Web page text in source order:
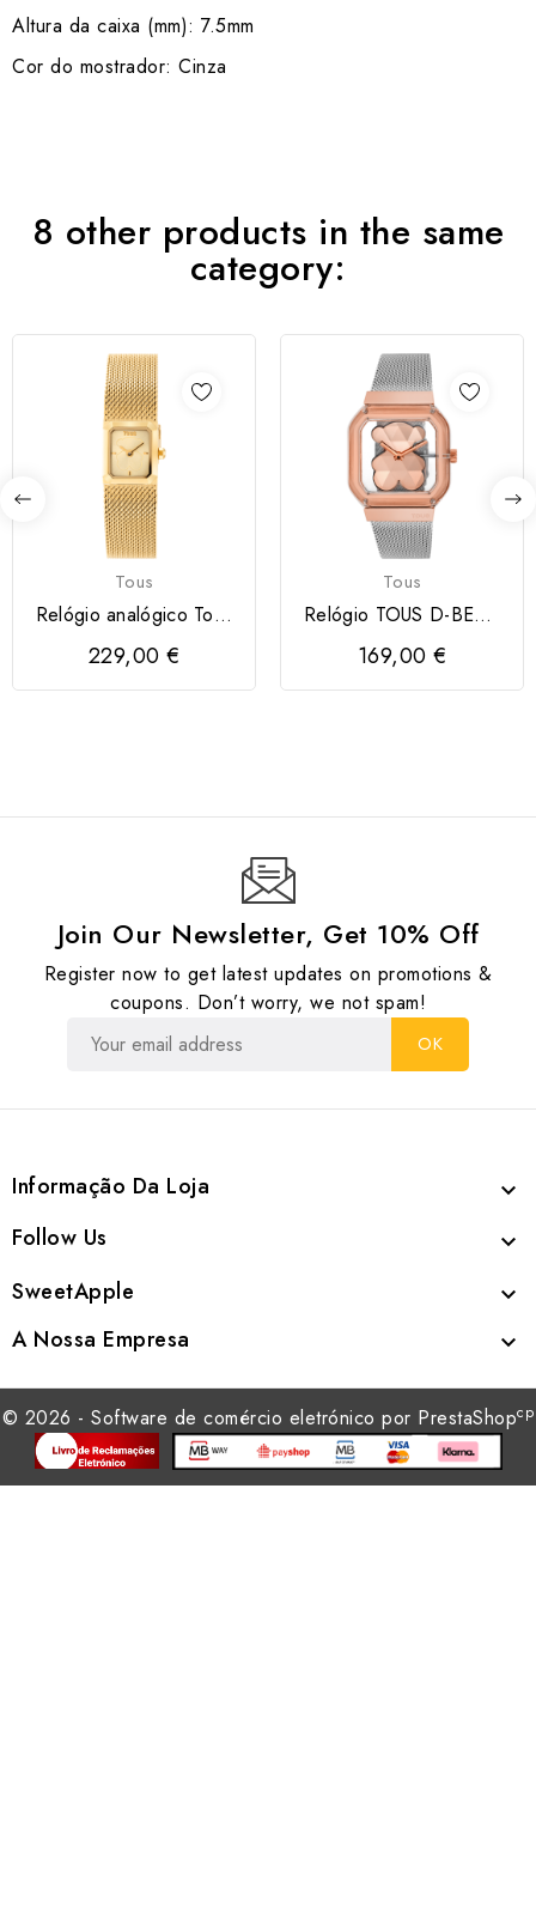
Altura da caixa (mm): 7.5mm
Cor do mostrador: Cinza
8 other products in the same
category:
Tous
Relógio analógico Tous
com bracelete de...
229,00 €
Tous
Relógio TOUS D-BEAR
PARTY
169,00 €
Join Our Newsletter, Get 10% Off
Register now to get latest updates on promotions &
coupons. Don’t worry, we not spam!
Informação Da Loja 
Follow Us 
SweetApple 
A Nossa Empresa 
© 2026 - Software de comércio eletrónico por PrestaShopcp